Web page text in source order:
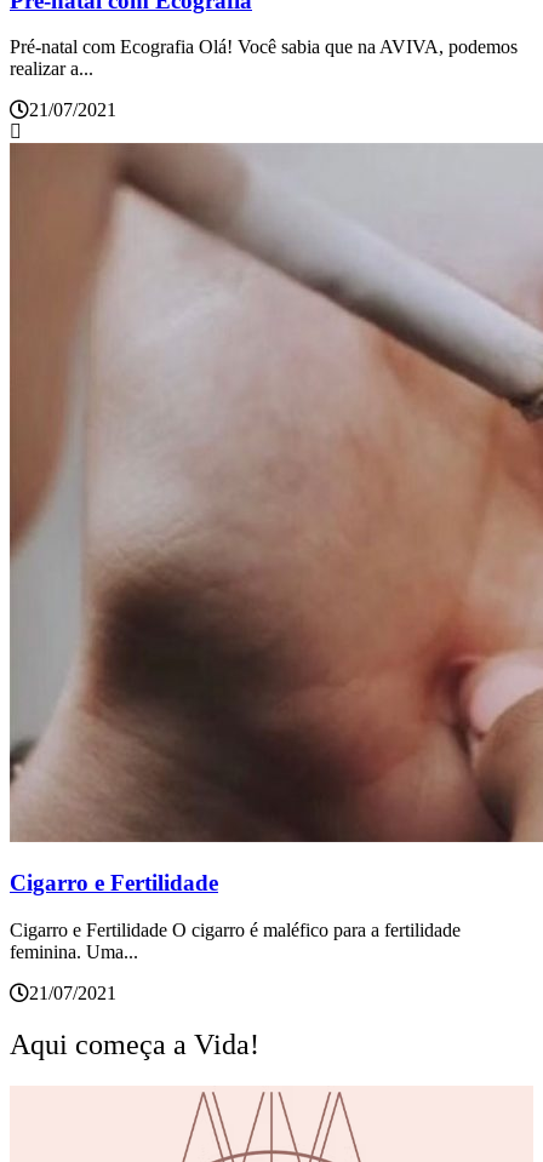
Pré-natal com Ecografia Olá! Você sabia que na AVIVA, podemos
realizar a...
21/07/2021
Cigarro e Fertilidade
Cigarro e Fertilidade O cigarro é maléfico para a fertilidade
feminina. Uma...
21/07/2021
Aqui começa a Vida!